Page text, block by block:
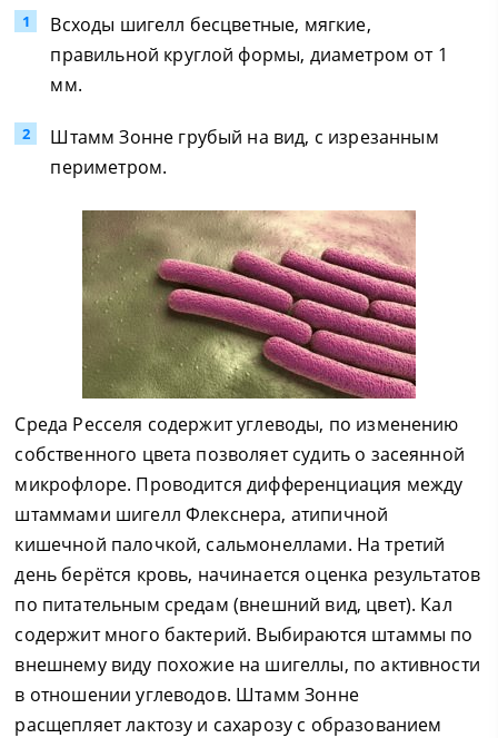
Всходы шигелл бесцветные, мягкие,
правильной круглой формы, диаметром от 1
мм.
Штамм Зонне грубый на вид, с изрезанным
периметром.
Среда Ресселя содержит углеводы, по изменению
собственного цвета позволяет судить о засеянной
микрофлоре. Проводится дифференциация между
штаммами шигелл Флекснера, атипичной
кишечной палочкой, сальмонеллами. На третий
день берётся кровь, начинается оценка результатов
по питательным средам (внешний вид, цвет). Кал
содержит много бактерий. Выбираются штаммы по
внешнему виду похожие на шигеллы, по активности
в отношении углеводов. Штамм Зонне
расщепляет лактозу и сахарозу с образованием